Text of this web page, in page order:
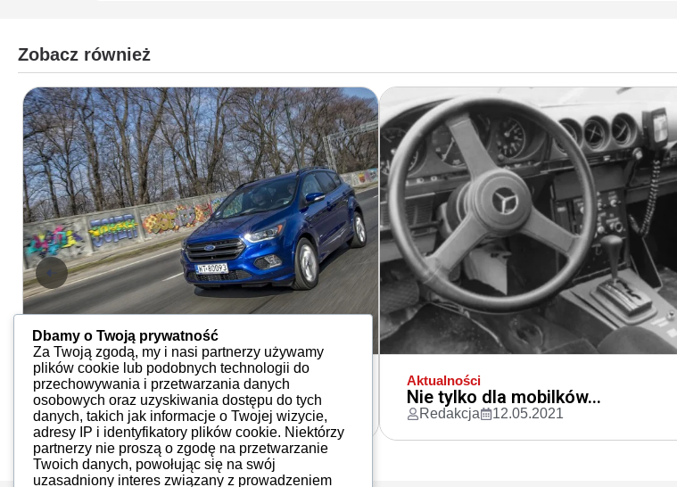
Zobacz również
Aktualności
Inteligentna zmiana
Redakcja 13.08.2017
Aktualności
Nie tylko dla mobilków...
Redakcja 12.05.2021
Dbamy o Twoją prywatność
Za Twoją zgodą, my i nasi partnerzy używamy
plików cookie lub podobnych technologii do
przechowywania i przetwarzania danych
osobowych oraz uzyskiwania dostępu do tych
danych, takich jak informacje o Twojej wizycie,
adresy IP i identyfikatory plików cookie. Niektórzy
partnerzy nie proszą o zgodę na przetwarzanie
Twoich danych, powołując się na swój
uzasadniony interes związany z prowadzeniem